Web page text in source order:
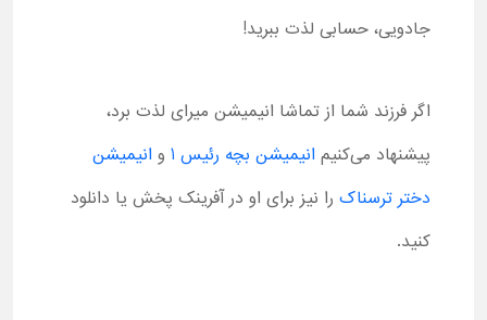
جادویی، حسابی لذت ببرید!
اگر فرزند شما از تماشا انیمیشن میرای لذت برد،
پیشنهاد می‌کنیم انیمیشن بچه رئیس 1 و انیمیشن
دختر ترسناک را نیز برای او در آفرینک پخش یا دانلود
کنید.